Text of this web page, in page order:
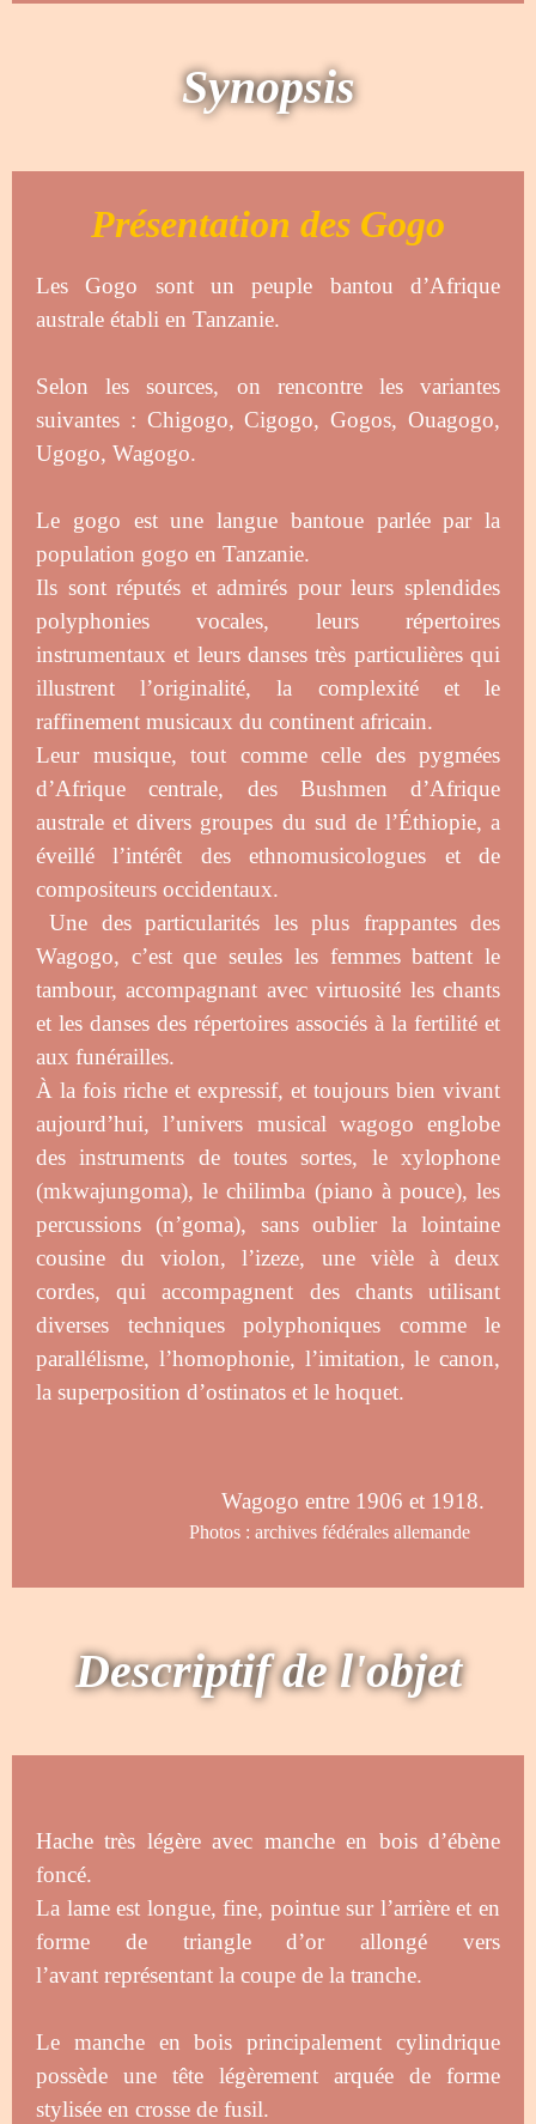
Synopsis
Présentation des Gogo
Les Gogo sont un peuple bantou d’Afrique
australe établi en Tanzanie.
Selon les sources, on rencontre les variantes
suivantes : Chigogo, Cigogo, Gogos, Ouagogo,
Ugogo, Wagogo.
Le gogo est une langue bantoue parlée par la
population gogo en Tanzanie.
Ils sont réputés et admirés pour leurs splendides
polyphonies vocales, leurs répertoires
instrumentaux et leurs danses très particulières qui
illustrent l’originalité, la complexité et le
raffinement musicaux du continent africain.
Leur musique, tout comme celle des pygmées
d’Afrique centrale, des Bushmen d’Afrique
australe et divers groupes du sud de l’Éthiopie, a
éveillé l’intérêt des ethnomusicologues et de
compositeurs occidentaux.
Une des particularités les plus frappantes des
Wagogo, c’est que seules les femmes battent le
tambour, accompagnant avec virtuosité les chants
et les danses des répertoires associés à la fertilité et
aux funérailles.
À la fois riche et expressif, et toujours bien vivant
aujourd’hui, l’univers musical wagogo englobe
des instruments de toutes sortes, le xylophone
(mkwajungoma), le chilimba (piano à pouce), les
percussions (n’goma), sans oublier la lointaine
cousine du violon, l’izeze, une vièle à deux
cordes, qui accompagnent des chants utilisant
diverses techniques polyphoniques comme le
parallélisme, l’homophonie, l’imitation, le canon,
la superposition d’ostinatos et le hoquet.
Wagogo entre 1906 et 1918.
Photos : archives fédérales allemande
Descriptif de l'objet
Hache très légère avec manche en bois d’ébène
foncé.
La lame est longue, fine, pointue sur l’arrière et en
forme de triangle d’or allongé vers
l’avant représentant la coupe de la tranche.
Le manche en bois principalement cylindrique
possède une tête légèrement arquée de forme
stylisée en crosse de fusil.